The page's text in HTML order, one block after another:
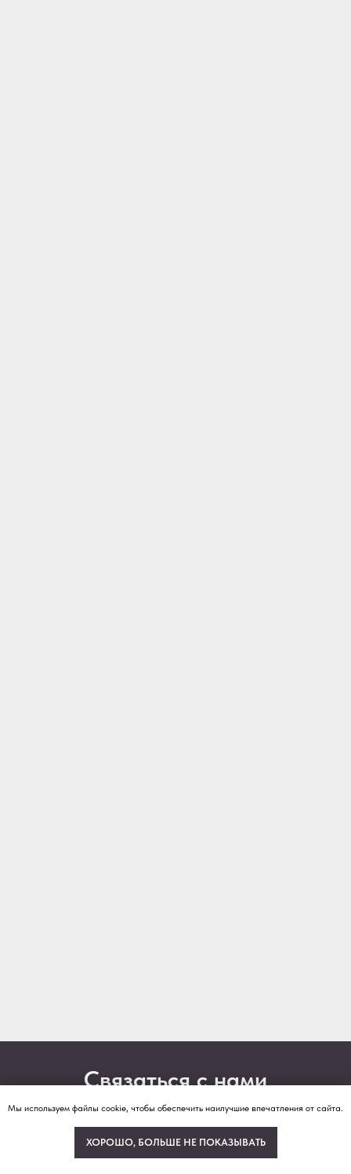
Связаться с нами
Отправьте контакты для уточнения деталей или
задайте вопрос по телефону
Мы используем файлы cookie, чтобы обеспечить наилучшие впечатления от сайта.
ХОРОШО, БОЛЬШЕ НЕ ПОКАЗЫВАТЬ